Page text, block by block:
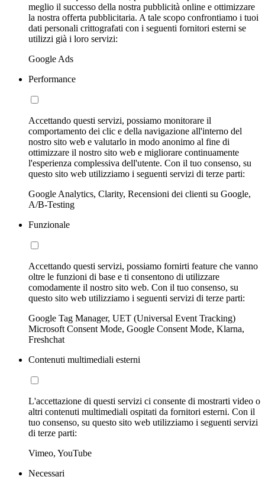
meglio il successo della nostra pubblicità online e ottimizzare
la nostra offerta pubblicitaria. A tale scopo confrontiamo i tuoi
dati personali crittografati con i seguenti fornitori esterni se
utilizzi già i loro servizi:
Google Ads
Performance
Accettando questi servizi, possiamo monitorare il
comportamento dei clic e della navigazione all'interno del
nostro sito web e valutarlo in modo anonimo al fine di
ottimizzare il nostro sito web e migliorare continuamente
l'esperienza complessiva dell'utente. Con il tuo consenso, su
questo sito web utilizziamo i seguenti servizi di terze parti:
Google Analytics, Clarity, Recensioni dei clienti su Google,
A/B-Testing
Funzionale
Accettando questi servizi, possiamo fornirti feature che vanno
oltre le funzioni di base e ti consentono di utilizzare
comodamente il nostro sito web. Con il tuo consenso, su
questo sito web utilizziamo i seguenti servizi di terze parti:
Google Tag Manager, UET (Universal Event Tracking)
Microsoft Consent Mode, Google Consent Mode, Klarna,
Freshchat
Contenuti multimediali esterni
L'accettazione di questi servizi ci consente di mostrarti video o
altri contenuti multimediali ospitati da fornitori esterni. Con il
tuo consenso, su questo sito web utilizziamo i seguenti servizi
di terze parti:
Vimeo, YouTube
Necessari